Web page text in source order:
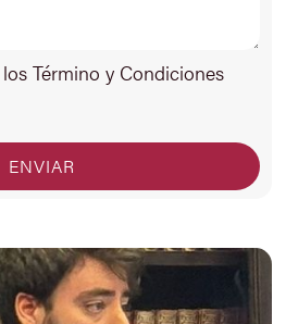
Término y Condiciones